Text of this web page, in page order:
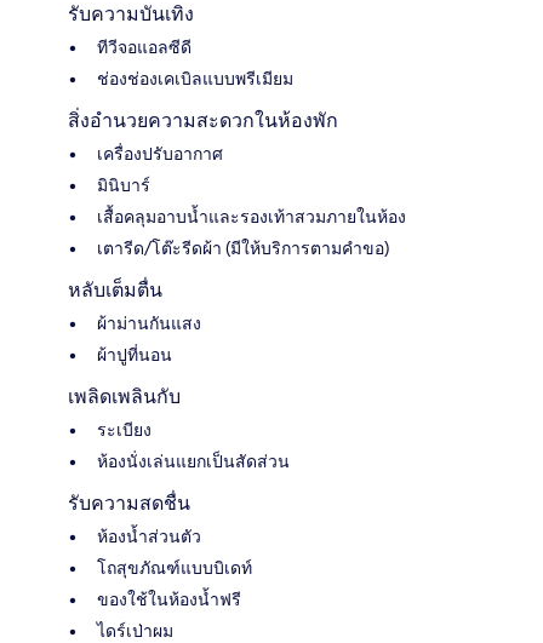
รับความบันเทิง
ทีวีจอแอลซีดี
ช่องช่องเคเบิลแบบพรีเมียม
สิ่งอำนวยความสะดวกในห้องพัก
เครื่องปรับอากาศ
มินิบาร์
เสื้อคลุมอาบน้ำและรองเท้าสวมภายในห้อง
เตารีด/โต๊ะรีดผ้า (มีให้บริการตามคำขอ)
หลับเต็มตื่น
ผ้าม่านกันแสง
ผ้าปูที่นอน
เพลิดเพลินกับ
ระเบียง
ห้องนั่งเล่นแยกเป็นสัดส่วน
รับความสดชื่น
ห้องน้ำส่วนตัว
โถสุขภัณฑ์แบบบิเดท์
ของใช้ในห้องน้ำฟรี
ไดร์เป่าผม